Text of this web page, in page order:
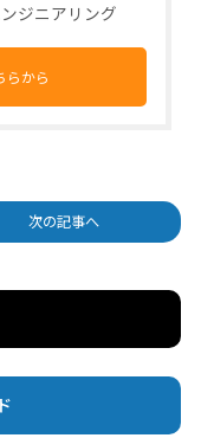
ジニアリング
らから
次の記事へ